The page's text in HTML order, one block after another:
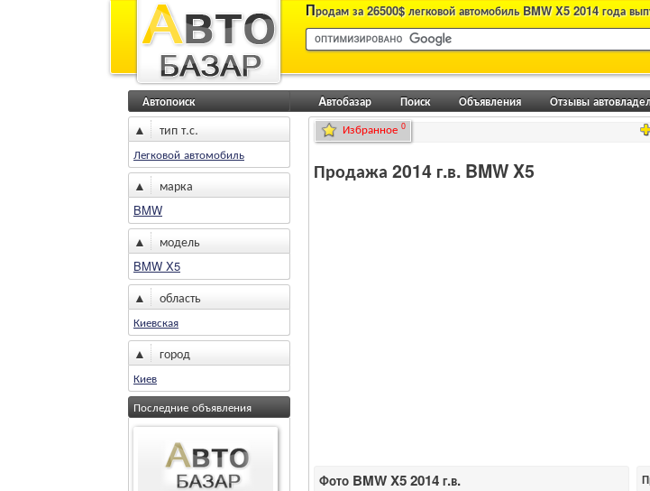
Продам за 26500$ легковой автомобиль BMW X5 2014 года
Aвтобазар Поиск Объявления Отзывы
Автопоиск
▲ тип т.с.
Легковой автомобиль
▲ марка
BMW
▲ модель
BMW X5
▲ область
Киевская
▲ город
Киев
Последние объявления
Избранное 0
Продажа 2014 г.в. BMW X5
Фото BMW X5 2014 г.в.